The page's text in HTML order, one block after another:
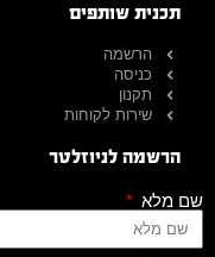
תכנית שותפים
הרשמה
כניסה
תקנון
שירות לקוחות
הרשמה לניוזלטר
שם מלא